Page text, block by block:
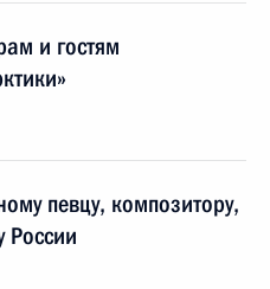
и гостям
певцу, композитору,
России